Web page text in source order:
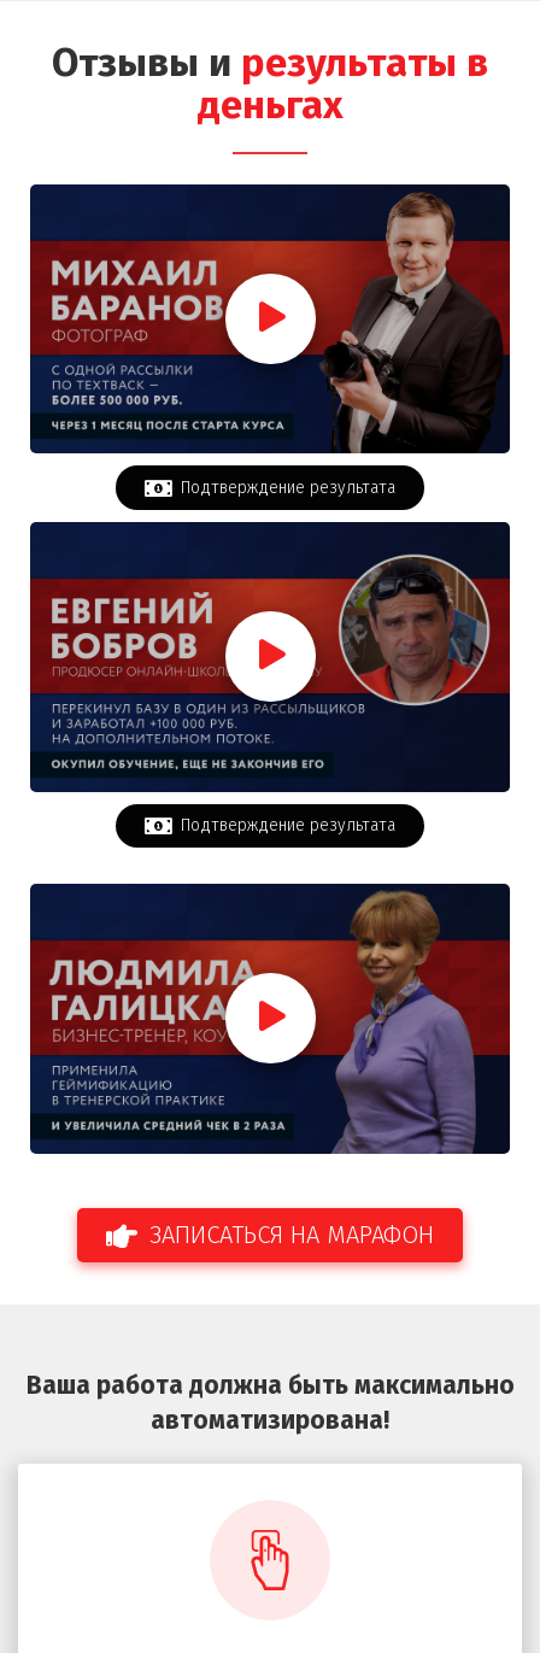
Отзывы и результаты в
деньгах
Подтверждение результата
Подтверждение результата
ЗАПИСАТЬСЯ НА МАРАФОН
Ваша работа должна быть максимально
автоматизирована!